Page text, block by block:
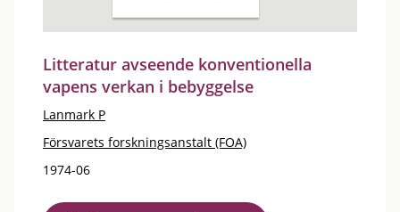
Litteratur avseende konventionella
vapens verkan i bebyggelse
Lanmark P
Försvarets forskningsanstalt (FOA)
1974-06